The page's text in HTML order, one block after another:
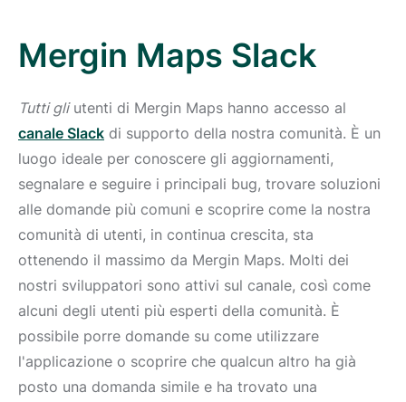
Mergin Maps Slack
Tutti gliutenti di Mergin Maps hanno accesso al
canale Slack di supporto della nostra comunità. È un
luogo ideale per conoscere gli aggiornamenti,
segnalare e seguire i principali bug, trovare soluzioni
alle domande più comuni e scoprire come la nostra
comunità di utenti, in continua crescita, sta
ottenendo il massimo da Mergin Maps. Molti dei
nostri sviluppatori sono attivi sul canale, così come
alcuni degli utenti più esperti della comunità. È
possibile porre domande su come utilizzare
l'applicazione o scoprire che qualcun altro ha già
posto una domanda simile e ha trovato una